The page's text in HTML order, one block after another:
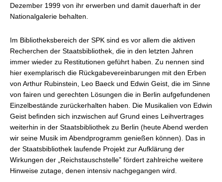
Dezember 1999 von ihr erwerben und damit dauerhaft in der
Nationalgalerie behalten.
Im Bibliotheksbereich der SPK sind es vor allem die aktiven
Recherchen der Staatsbibliothek, die in den letzten Jahren
immer wieder zu Restitutionen geführt haben. Zu nennen sind
hier exemplarisch die Rückgabevereinbarungen mit den Erben
von Arthur Rubinstein, Leo Baeck und Edwin Geist, die im Sinne
von fairen und gerechten Lösungen die in Berlin aufgefundenen
Einzelbestände zurückerhalten haben. Die Musikalien von Edwin
Geist befinden sich inzwischen auf Grund eines Leihvertrages
weiterhin in der Staatsbibliothek zu Berlin (heute Abend werden
wir seine Musik im Abendprogramm genießen können). Das in
der Staatsbibliothek laufende Projekt zur Aufklärung der
Wirkungen der „Reichstauschstelle” fördert zahlreiche weitere
Hinweise zutage, denen intensiv nachgegangen wird.